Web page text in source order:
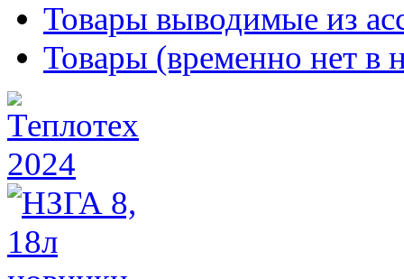
Товары выводимые из
Товары (временно нет в